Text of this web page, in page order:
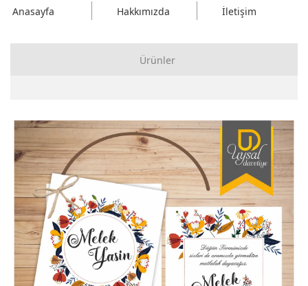
Ürünler
Zarflı Davetiye
Sünnet Davetiyesi
Hatim Davetiyesi
Anasayfa Hakkımızda İletişim